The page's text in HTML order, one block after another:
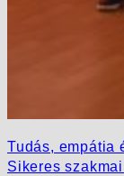
Tudás, empátia
Sikeres